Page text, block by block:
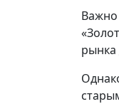
Важно
рынка